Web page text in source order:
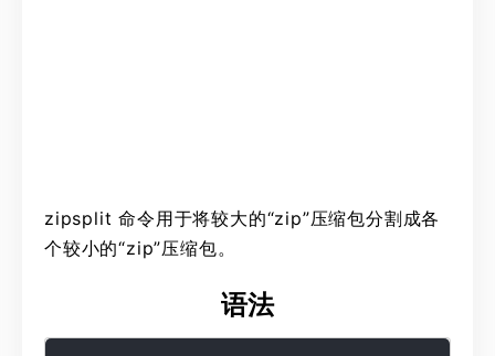
zipsplit 命令用于将较大的“zip”压缩包分割成各
个较小的“zip”压缩包。
语法